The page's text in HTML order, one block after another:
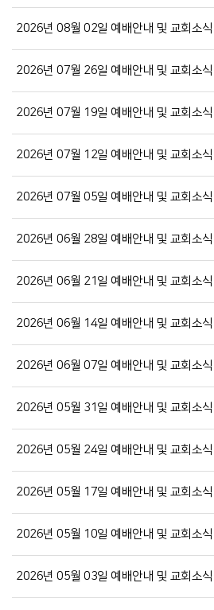
2026년 08월 02일 예배안내 및 교회소식
2026년 07월 26일 예배안내 및 교회소식
2026년 07월 19일 예배안내 및 교회소식
2026년 07월 12일 예배안내 및 교회소식
2026년 07월 05일 예배안내 및 교회소식
2026년 06월 28일 예배안내 및 교회소식
2026년 06월 21일 예배안내 및 교회소식
2026년 06월 14일 예배안내 및 교회소식
2026년 06월 07일 예배안내 및 교회소식
2026년 05월 31일 예배안내 및 교회소식
2026년 05월 24일 예배안내 및 교회소식
2026년 05월 17일 예배안내 및 교회소식
2026년 05월 10일 예배안내 및 교회소식
2026년 05월 03일 예배안내 및 교회소식